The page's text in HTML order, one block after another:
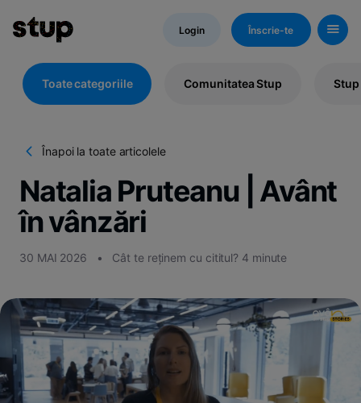
Login Înscrie-te
Toate categoriile Comunitatea Stup
Înapoi la toate articolele
Natalia Pruteanu | Avânt
în vânzări
30 MAI 2026 • Cât te reținem cu cititul? 4 minute